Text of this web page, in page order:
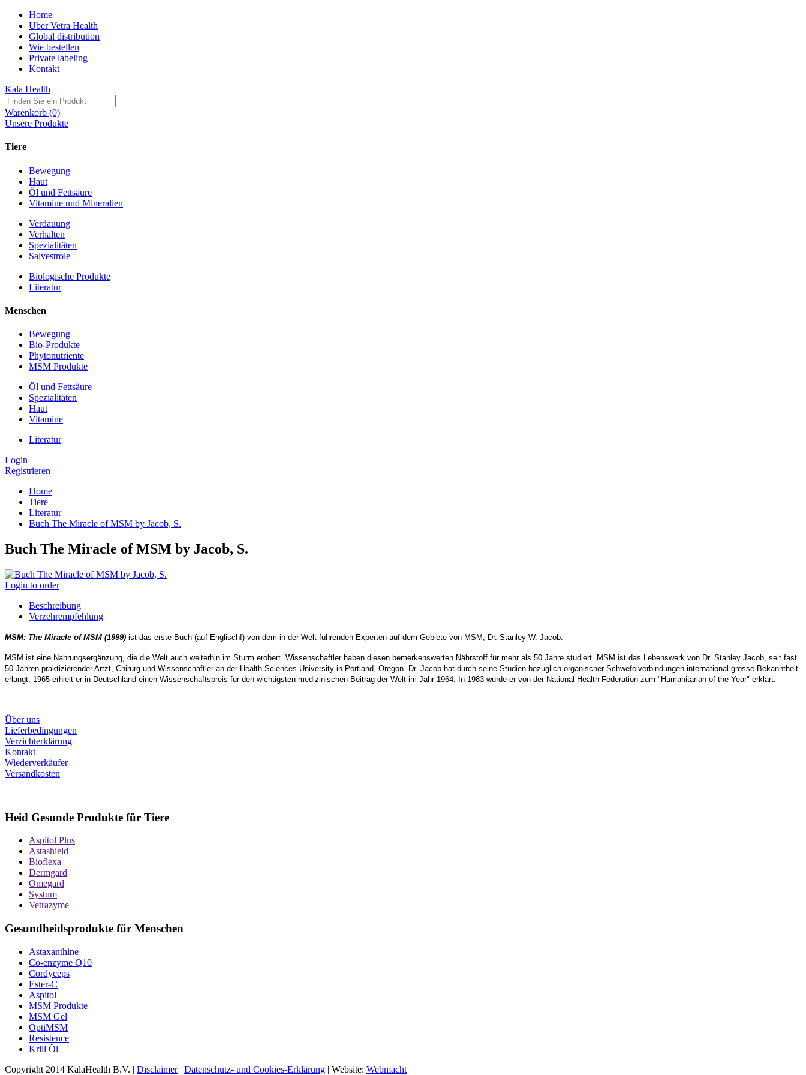
Home
Uber Vetra Health
Global distribution
Wie bestellen
Private labeling
Kontakt
Kala Health
Warenkorb (0)
Unsere Produkte
Tiere
Bewegung
Haut
Öl und Fettsäure
Vitamine und Mineralien
Verdauung
Verhalten
Spezialitäten
Salvestrole
Biologische Produkte
Literatur
Menschen
Bewegung
Bio-Produkte
Phytonutriente
MSM Produkte
Öl und Fettsäure
Spezialitäten
Haut
Vitamine
Literatur
Login
Registrieren
Home
Tiere
Literatur
Buch The Miracle of MSM by Jacob, S.
Buch The Miracle of MSM by Jacob, S.
Login to order
Beschreibung
Verzehrempfehlung
MSM: The Miracle of MSM (1999) ist das erste Buch (auf Englisch!) von dem in der Welt führenden Experten auf dem Gebiete von MSM, Dr. Stanley W. Jacob.
MSM ist eine Nahrungsergänzung, die die Welt auch weiterhin im Sturm erobert. Wissenschaftler haben diesen bemerkenswerten Nährstoff für mehr als 50 Jahre studiert. MSM ist das Lebenswerk von Dr. Stanley Jacob, seit fast
50 Jahren praktizierender Artzt, Chirurg und Wissenschaftler an der Health Sciences University in Portland, Oregon. Dr. Jacob hat durch seine Studien bezüglich organischer Schwefelverbindungen international grosse Bekanntheit
erlangt. 1965 erhielt er in Deutschland einen Wissenschaftspreis für den wichtigsten medizinischen Beitrag der Welt im Jahr 1964. In 1983 wurde er von der National Health Federation zum "Humanitarian of the Year" erklärt.
Über uns
Lieferbedingungen
Verzichterklärung
Kontakt
Wiederverkäufer
Versandkosten
Heid Gesunde Produkte für Tiere
Aspitol Plus
Astashield
Bioflexa
Dermgard
Omegard
Systum
Vetrazyme
Gesundheidsprodukte für Menschen
Astaxanthine
Co-enzyme Q10
Cordyceps
Ester-C
Aspitol
MSM Produkte
MSM Gel
OptiMSM
Resistence
Krill Öl
Copyright 2014 KalaHealth B.V. | Disclaimer| Datenschutz- und Cookies-Erklärung | Website: Webmacht